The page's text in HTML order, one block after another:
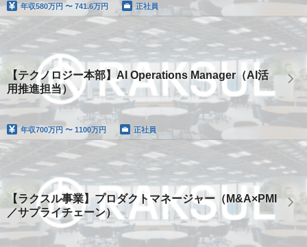
年収580万円 〜 741.6万円 正社員
【テクノロジー本部】AI Operations Manager（AI活
用推進担当）
年収700万円 〜 1100万円 正社員
【ラクスル事業】プロダクトマネージャー（M&A×PMI
／サプライチェーン）